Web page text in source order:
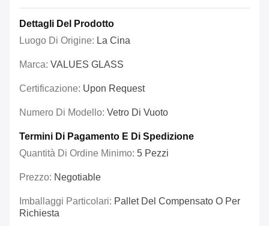
Dettagli Del Prodotto
Luogo Di Origine: La Cina
Marca: VALUES GLASS
Certificazione: Upon Request
Numero Di Modello: Vetro Di Vuoto
Termini Di Pagamento E Di Spedizione
Quantità Di Ordine Minimo: 5 Pezzi
Prezzo: Negotiable
Imballaggi Particolari: Pallet Del Compensato O Per
Richiesta